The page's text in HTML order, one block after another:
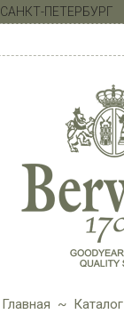
САНКТ-ПЕТЕРБУРГ
Главная ~ Каталог